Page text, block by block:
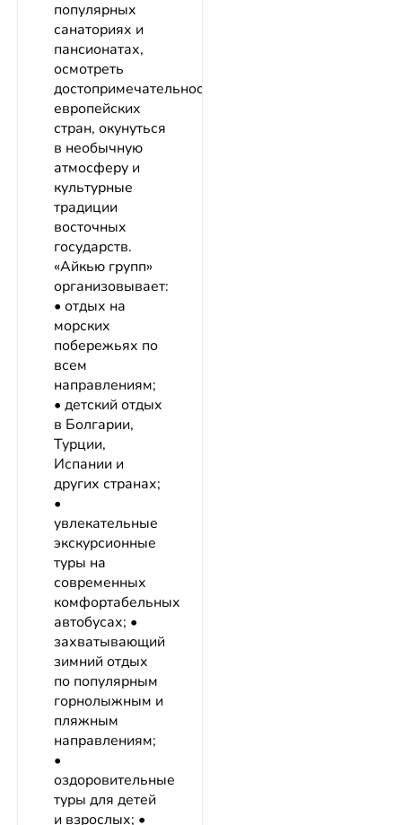
популярных
санаториях и
пансионатах,
осмотреть
достопримечательности
европейских
стран, окунуться
в необычную
атмосферу и
культурные
традиции
восточных
государств.
«Айкью групп»
организовывает:
• отдых на
морских
побережьях по
всем
направлениям;
• детский отдых
в Болгарии,
Турции,
Испании и
других странах;
•
увлекательные
экскурсионные
туры на
современных
комфортабельных
автобусах; •
захватывающий
зимний отдых
по популярным
горнолыжным и
пляжным
направлениям;
•
оздоровительные
туры для детей
и взрослых; •